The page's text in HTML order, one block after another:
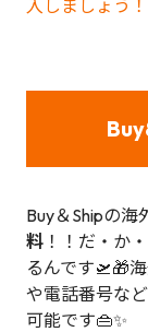
入しましょう！
Buy＆Shipの海
料 ！！だ・か
るんです🛫🎁
や電話番号な
可能です👜✨